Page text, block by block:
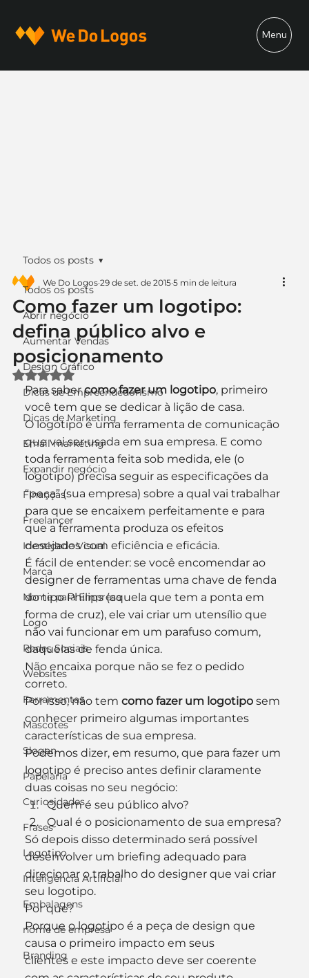
Menu
Todos os posts
Abrir negócio
Aumentar Vendas
Design Gráfico
Dicas de Empreendedorismo
Dicas de Marketing
Email marketing
Expandir negócio
Finanças
Freelancer
Identidade Visual
Marca
Nome para Empresa
Logo
Redes Sociais
Websites
Ferramentas
Mascotes
Slogan
Papelaria
Curiosidades
Frases
Logotipo
Inteligência Artificial
Embalagens
nome de empresa
Branding
Todos os posts
Como fazer um logotipo:
defina público alvo e
posicionamento
We Do Logos 29 de set. de 2015 5 min de leitura
Avaliado com NaN de 5 estrelas.
Para saber como fazer um logotipo, primeiro
você tem que se dedicar à lição de casa.
O logotipo é uma ferramenta de comunicação
que vai ser usada em sua empresa. E como
toda ferramenta feita sob medida, ele (o
logotipo) precisa seguir as especificações da
“peça” (sua empresa) sobre a qual vai trabalhar
para que se encaixem perfeitamente e para
que a ferramenta produza os efeitos
desejados com eficiência e eficácia.
É fácil de entender: se você encomendar ao
designer de ferramentas uma chave de fenda
do tipo Philips (aquela que tem a ponta em
forma de cruz), ele vai criar um utensílio que
não vai funcionar em um parafuso comum,
daquelas de fenda única.
Não encaixa porque não se fez o pedido
correto.
Por isso, não tem como fazer um logotipo sem
conhecer primeiro algumas importantes
características de sua empresa.
Podemos dizer, em resumo, que para fazer um
logotipo é preciso antes definir claramente
duas coisas no seu negócio:
Quem é seu público alvo?
Qual é o posicionamento de sua empresa?
Só depois disso determinado será possível
desenvolver um briefing adequado para
direcionar o trabalho do designer que vai criar
seu logotipo.
Por que?
Porque o logotipo é a peça de design que
causa o primeiro impacto em seus
clientes e este impacto deve ser coerente